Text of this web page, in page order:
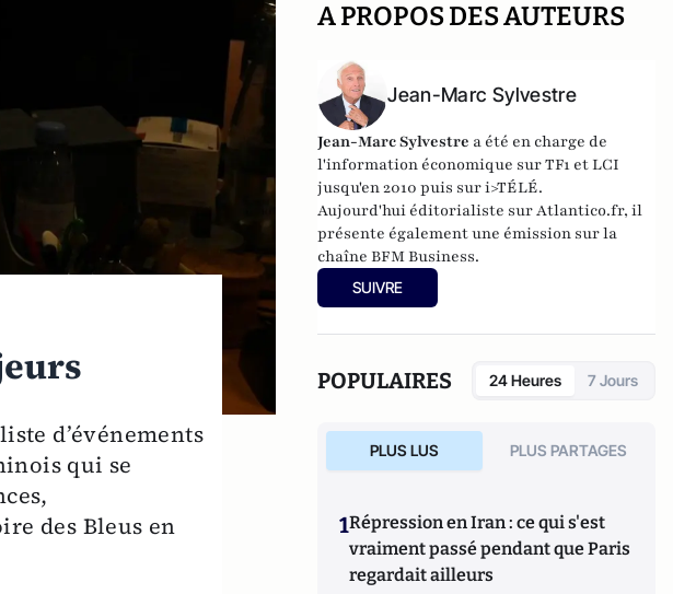
d’événements
qui se
des Bleus en
A PROPOS DES AUTEURS
Jean-Marc Sylvestre
Jean-Marc Sylvestre a été en charge de
l'information économique sur TF1 et LCI
jusqu'en 2010 puis sur i>TÉLÉ.
Aujourd'hui éditorialiste sur Atlantico.fr, il
présente également une émission sur la
chaîne BFM Business.
SUIVRE
POPULAIRES 24 Heures 7 Jours
PLUS LUS PLUS PARTAGES
1Répression en Iran : ce qui s'est
vraiment passé pendant que Paris
regardait ailleurs